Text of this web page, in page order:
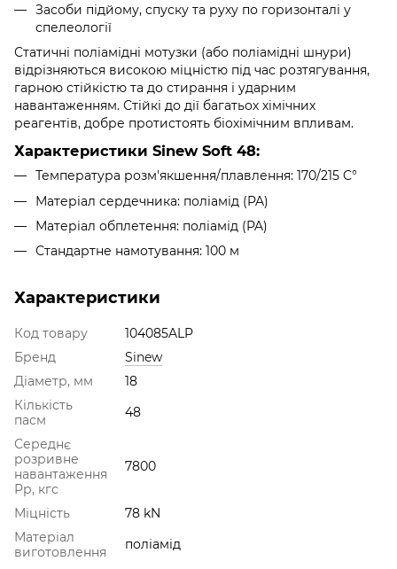
Засоби підйому, спуску та руху по горизонталі у
спелеології
Статичні поліамідні мотузки (або поліамідні шнури)
відрізняються високою міцністю під час розтягування,
гарною стійкістю та до стирання і ударним
навантаженням. Стійкі до дії багатьох хімічних
реагентів, добре протистоять біохімічним впливам.
Характеристики Sinew Soft 48:
Температура розм'якшення/плавлення: 170/215 C°
Матеріал сердечника: поліамід (PA)
Матеріал обплетення: поліамід (PA)
Стандартне намотування: 100 м
Характеристики
Код товару
104085ALP
Бренд
Sinew
Діаметр, мм
18
Кількість
пасм
48
Середнє
розривне
навантаження
Рр, кгс
7800
Міцність
78 kN
Матеріал
виготовлення
поліамід